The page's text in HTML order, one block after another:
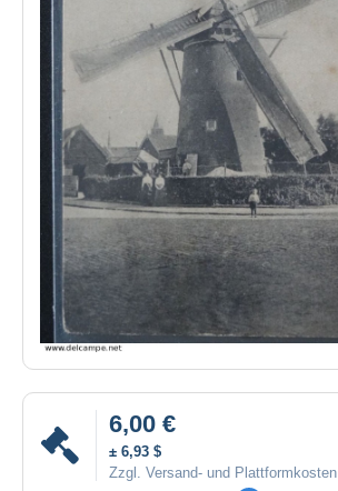
6,00 €
± 6,93 $
Zzgl. Versand- und Plattformkosten